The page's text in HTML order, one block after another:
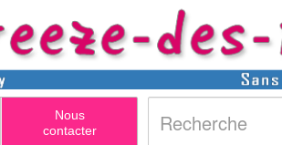
Nous
contacter